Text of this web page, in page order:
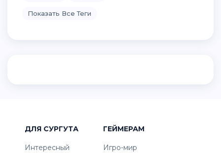
Показать Все Теги
ДЛЯ СУРГУТА
Интересный
ГЕЙМЕРАМ
Игро-мир